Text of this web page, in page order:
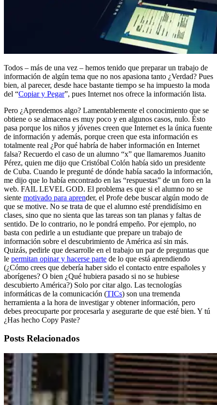
Todos – más de una vez – hemos tenido que preparar un trabajo de
información de algún tema que no nos apasiona tanto ¿Verdad? Pues
bien, al parecer, desde hace bastante tiempo se ha impuesto la moda
del “Copiar y Pegar”, pues Internet nos ofrece la información lista.
Pero ¿Aprendemos algo? Lamentablemente el conocimiento que se
obtiene o se almacena es muy poco y en algunos casos, nulo. Ésto
pasa porque los niños y jóvenes creen que Internet es la única fuente
de información y además, porque creen que esta información es
totalmente real ¿Por qué habría de haber información en Internet
falsa? Recuerdo el caso de un alumno “x” que llamaremos Juanito
Pérez, quien me dijo que Cristóbal Colón había sido un presidente
de Cuba. Cuando le pregunté de dónde había sacado la información,
me dijo que lo había encontrado en las “respuestas” de un foro en la
web. FAIL LEVEL GOD. El problema es que si el alumno no se
siente motivado para aprender, el Profe debe buscar algún modo de
que se motive. No se trata de que el alumno esté prendidísimo en
clases, sino que no sienta que las tareas son tan planas y faltas de
sentido. De lo contrario, no le pondrá empeño. Por ejemplo, no
basta con pedirle a un estudiante que prepare un trabajo de
información sobre el descubrimiento de América así sin más.
Quizás, pedirle que desarrolle en el trabajo un par de preguntas que
le permitan opinar y hacerse parte de lo que está aprendiendo
(¿Cómo crees que debería haber sido el contacto entre españoles y
aborígenes? O bien ¿Qué hubiera pasado si no se hubiese
descubierto América?) Solo por citar algo. Las tecnologías
informáticas de la comunicación (TICs) son una tremenda
herramienta a la hora de investigar y obtener información, pero
debes preocuparte por procesarla y asegurarte de que esté bien. Y tú
¿Has hecho Copy Paste?
Posts Relacionados